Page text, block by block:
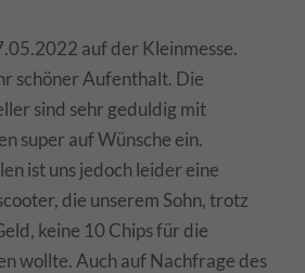
auf der Kleinmesse.
schöner Aufenthalt. Die
sind sehr geduldig mit
super auf Wünsche ein.
ist uns jedoch leider eine
die unserem Sohn, trotz
keine 10 Chips für die
wollte. Auch auf Nachfrage des